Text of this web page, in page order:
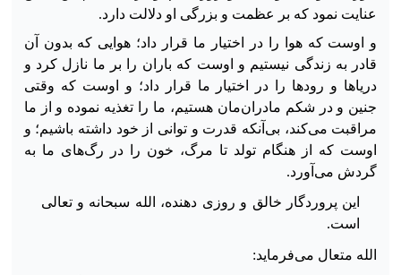
عنایت نمود که بر عظمت و بزرگی او دلالت دارد.
و اوست که هوا را در اختیار ما قرار داد؛ هوایی که بدون آن
قادر به زندگی نیستیم و اوست که باران را بر ما نازل کرد و
دریاها و رودها را در اختیار ما قرار داد؛ و اوست که وقتی
جنین و در شکم مادران‌مان هستیم، ما را تغذیه نموده و از ما
مراقبت می‌کند، بی‌آنکه قدرت و توانی از خود داشته باشیم؛ و
اوست که از هنگام تولد تا مرگ، خون را در رگ‌های ما به
گردش می‌آورد.
این پروردگار خالق و روزی دهنده، الله سبحانه و تعالی
است.
الله متعال می‌فرماید: